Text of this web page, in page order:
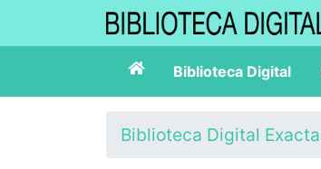
Biblioteca Digital
Biblioteca Digital